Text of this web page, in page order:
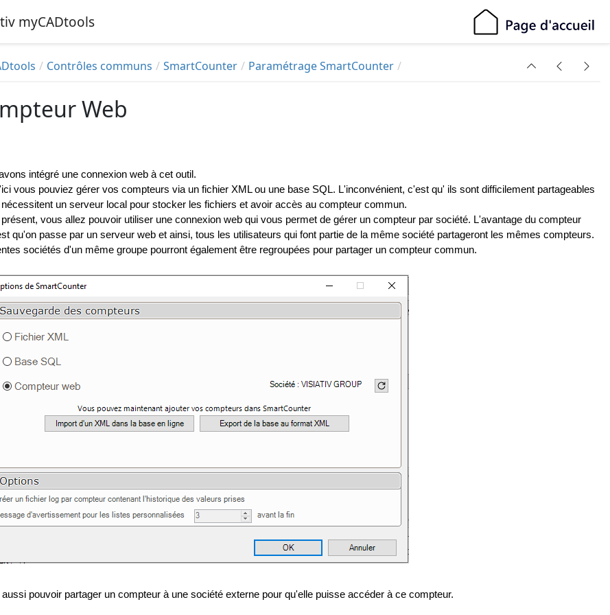
myCADtools
Contrôles communs SmartCounter Paramétrage SmartCounter
Web
intégré une connexion web à cet outil.
vous pouviez gérer vos compteurs via un fichier XML ou une base SQL. L'inconvénient, c'est qu' ils sont difficilement partageables
un serveur local pour stocker les fichiers et avoir accès au compteur commun.
présent, vous allez pouvoir utiliser une connexion web qui vous permet de gérer un compteur par société. L'avantage du compteur
qu'on passe par un serveur web et ainsi, tous les utilisateurs qui font partie de la même société partageront les mêmes compteurs.
sociétés d'un même groupe pourront également être regroupées pour partager un compteur commun.
pouvoir partager un compteur à une société externe pour qu'elle puisse accéder à ce compteur.